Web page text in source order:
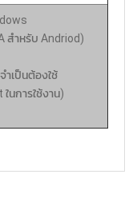
สำหรับ Andriod)
ำเป็นต้องใช้
นการใช้งาน)